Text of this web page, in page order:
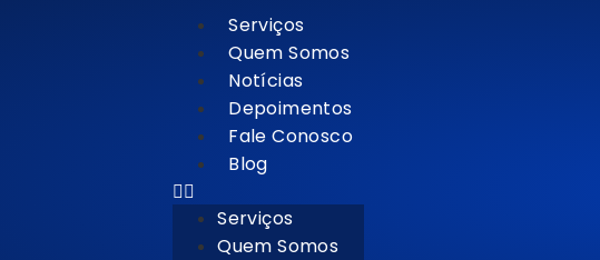
Serviços
Quem Somos
Notícias
Depoimentos
Fale Conosco
Blog
Serviços
Quem Somos